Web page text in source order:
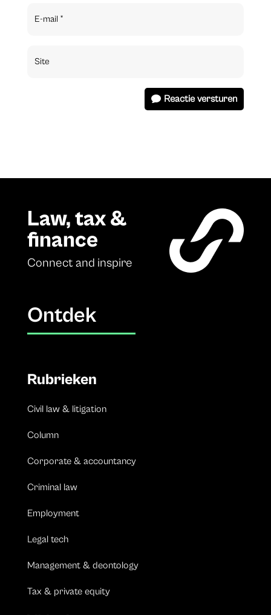
Reactie versturen
Law, tax &
finance
Connect and inspire
Ontdek
Rubrieken
Civil law & litigation
Column
Corporate & accountancy
Criminal law
Employment
Legal tech
Management & deontology
Tax & private equity